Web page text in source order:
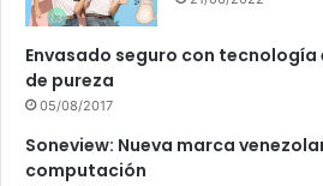
Envasado seguro con
de pureza
05/08/2017
Soneview: Nueva marca
computación